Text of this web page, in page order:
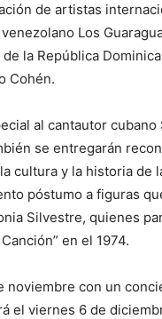
de artistas
Los
la República
Cohén.
al cantautor
se entregarán
cultura y la historia de
póstumo a figuras
Silvestre, quienes
en el 1974.
noviembre con un
el viernes 6 de